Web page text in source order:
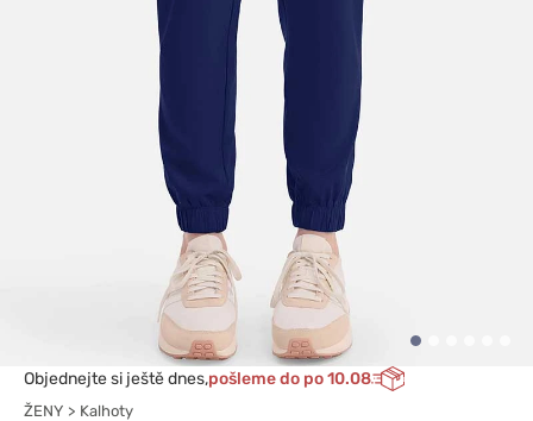
Objednejte si ještě dnes,pošleme do po 10.08
ŽENY Kalhoty